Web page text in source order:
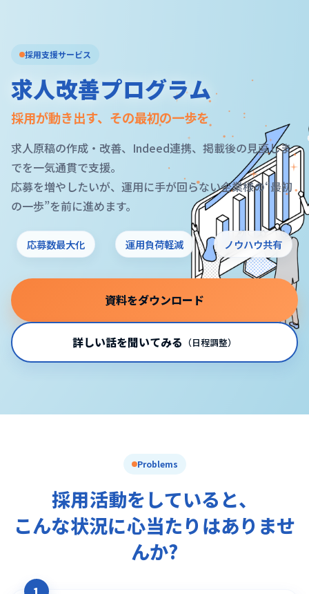
採用支援サービス
求人改善プログラム
採用が動き出す、その最初の一歩を
求人原稿の作成・改善、Indeed連携、掲載後の見直しま
でを一気通貫で支援。
応募を増やしたいが、運用に手が回らない企業様の“最初
の一歩”を前に進めます。
応募数最大化 運用負荷軽減 ノウハウ共有
資料をダウンロード
詳しい話を聞いてみる （日程調整）
Problems
採用活動をしていると、
こんな状況に心当たりはありませ
んか?